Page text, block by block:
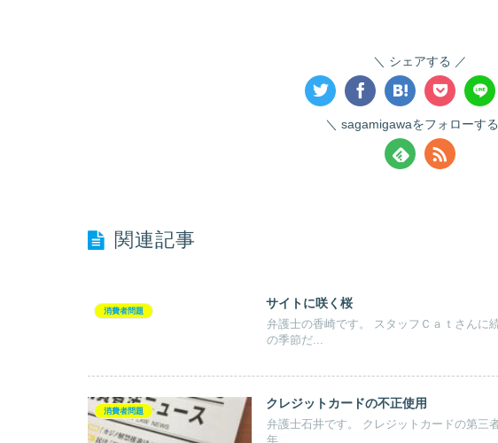
シェアする
sagamigawaをフォローする
関連記事
消費者問題
サイトに咲く桜
弁護士の香崎です。 スタッフＣａｔさんに続き、桜の話題です。 桜が、咲き始めました。 こ
の季節だ...
消費者問題
クレジットカードの不正使用
弁護士石井です。 クレジットカードの第三者不正使用の裁判例紹介です。 東京地裁平成２８
年...